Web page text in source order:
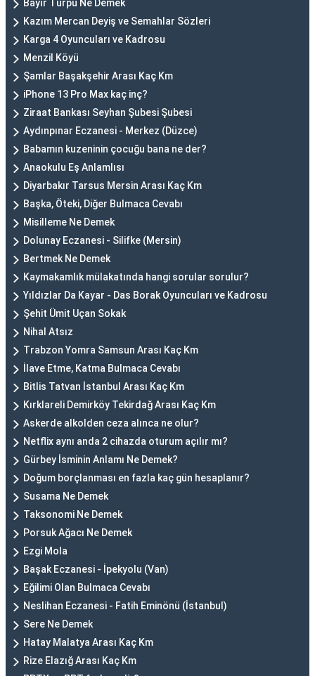
Bayır Turpu Ne Demek
Kazım Mercan Deyiş ve Semahlar Sözleri
Karga 4 Oyuncuları ve Kadrosu
Menzil Köyü
Şamlar Başakşehir Arası Kaç Km
iPhone 13 Pro Max kaç inç?
Ziraat Bankası Seyhan Şubesi Şubesi
Aydınpınar Eczanesi - Merkez (Düzce)
Babamın kuzeninin çocuğu bana ne der?
Anaokulu Eş Anlamlısı
Diyarbakır Tarsus Mersin Arası Kaç Km
Başka, Öteki, Diğer Bulmaca Cevabı
Misilleme Ne Demek
Dolunay Eczanesi - Silifke (Mersin)
Bertmek Ne Demek
Kaymakamlık mülakatında hangi sorular sorulur?
Yıldızlar Da Kayar - Das Borak Oyuncuları ve Kadrosu
Şehit Ümit Uçan Sokak
Nihal Atsız
Trabzon Yomra Samsun Arası Kaç Km
İlave Etme, Katma Bulmaca Cevabı
Bitlis Tatvan İstanbul Arası Kaç Km
Kırklareli Demirköy Tekirdağ Arası Kaç Km
Askerde alkolden ceza alınca ne olur?
Netflix aynı anda 2 cihazda oturum açılır mı?
Gürbey İsminin Anlamı Ne Demek?
Doğum borçlanması en fazla kaç gün hesaplanır?
Susama Ne Demek
Taksonomi Ne Demek
Porsuk Ağacı Ne Demek
Ezgi Mola
Başak Eczanesi - İpekyolu (Van)
Eğilimi Olan Bulmaca Cevabı
Neslihan Eczanesi - Fatih Eminönü (İstanbul)
Sere Ne Demek
Hatay Malatya Arası Kaç Km
Rize Elazığ Arası Kaç Km